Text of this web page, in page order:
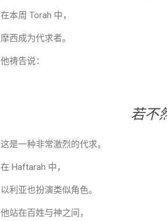
在本周 Torah 中，
摩西成为代求者。
他祷告说：
若不
这是一种非常激烈的代求。
在 Haftarah 中，
以利亚也扮演类似角色。
他站在百姓与神之间，